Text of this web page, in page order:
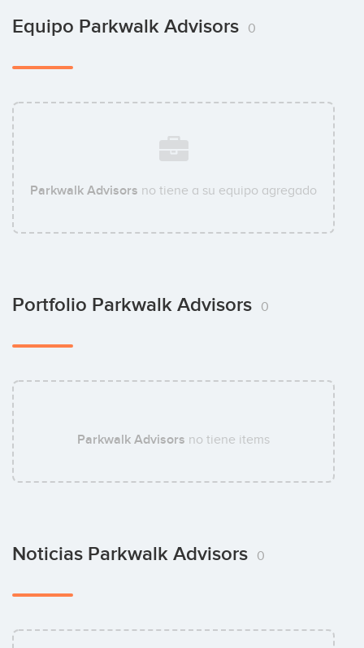
Equipo Parkwalk Advisors 0
Parkwalk Advisors no tiene a su equipo agregado
Portfolio Parkwalk Advisors 0
Parkwalk Advisors no tiene items
Noticias Parkwalk Advisors 0